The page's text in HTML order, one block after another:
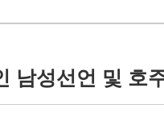
남성선언 및 호